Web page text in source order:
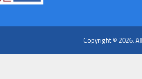
Copyright © 2026.